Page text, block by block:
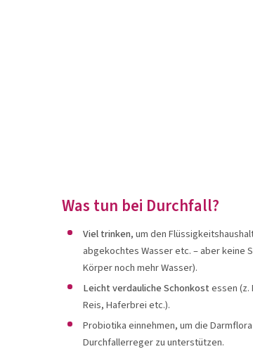
Was tun bei Durchfall?
Viel trinken, um den
abgekochtes Wasser etc. – aber keine
Körper noch mehr Wasser).
Leicht verdauliche Schonkostessen
Reis, Haferbrei etc.).
Probiotika einnehmen, um die
Durchfallerreger zu unterstützen.